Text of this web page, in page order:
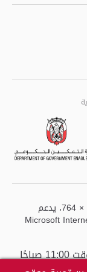
أفضل عرض لهذا الموقع هو دقة الشاشة 1024 × 764، يدعم
Microsoft